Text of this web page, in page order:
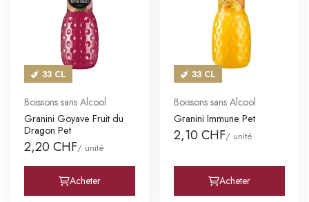
33 CL
Boissons sans Alcool
Granini Goyave Fruit du
Dragon Pet
2,20 CHF/ unité
Acheter
33 CL
Boissons sans Alcool
Granini Immune Pet
2,10 CHF/ unité
Acheter